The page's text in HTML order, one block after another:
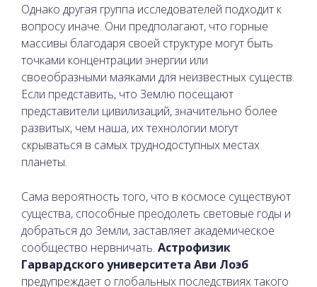
Однако другая группа исследователей подходит к
вопросу иначе. Они предполагают, что горные
массивы благодаря своей структуре могут быть
точками концентрации энергии или
своеобразными маяками для неизвестных существ.
Если представить, что Землю посещают
представители цивилизаций, значительно более
развитых, чем наша, их технологии могут
скрываться в самых труднодоступных местах
планеты.
Сама вероятность того, что в космосе существуют
существа, способные преодолеть световые годы и
добраться до Земли, заставляет академическое
сообщество нервничать. Астрофизик
Гарвардского университета Ави Лоэб
предупреждает о глобальных последствиях такого